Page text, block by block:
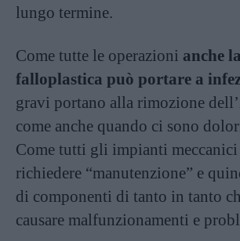
lungo termine.
Come tutte le operazioni anche la
falloplastica può portare a
gravi portano alla rimozione
come anche quando ci sono
Come tutti gli impianti
richiedere “manutenzione” e
di componenti di tanto in tanto
causare malfunzionamenti e